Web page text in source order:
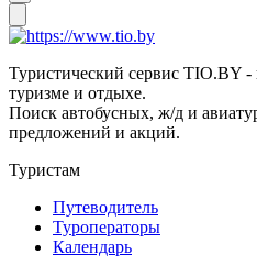
Туристический сервис TIO.BY
туризме и отдыхе.
Поиск автобусных, ж/д и
предложений и акций.
Туристам
Путеводитель
Туроператоры
Календарь